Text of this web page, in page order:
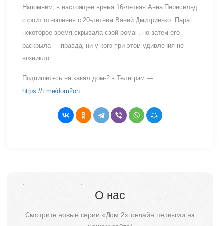
Напомним, в настоящее время 16-летняя Анна Пересильд
строит отношения с 20-летним Ваней Дмитриенко. Пара
некоторое время скрывала свой роман, но затем его
раскрыла — правда, ни у кого при этом удивления не
возникло.
Подпишитесь на канал дом-2 в Телеграм —
https://t.me/dom2on
О нас
Смотрите новые серии «Дом 2» онлайн первыми на